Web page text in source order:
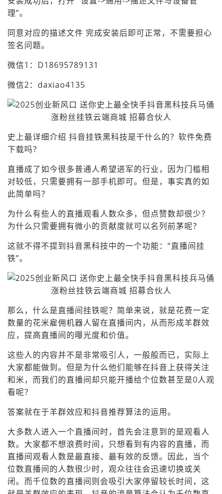
理”。
同意对应的描述文件 完成安装后即可正常，不需要担心
签名问题。
微信1：D18695789131
微信2：daxiao4135
史上最详细介绍 抖音挂铁黑科技是干什么的？软件免费
下载吗？
直播成了如今很多普通人希望进军的行业，因为门槛相
对较低，只需要拥有一部手机即可。但是，事实真的如
此简单吗？
为什么有些人的直播观看人数众多，但点赞数却很少？
为什么只需要拥有微小的贡献度就可以名列前茅呢？
这就不得不提到抖音黑科技中的一个功能：“直播间挂
铁”。
那么，什么是直播间挂铁呢？简单来说，就是花费一定
数量的花米雇佣机器人留在直播间内，从而形成羊群效
应，提高直播间的曝光度和价值。
这些人的内容并不是非常吸引人，一般般而已，实际上
大家都能做到。但是为什么他们能够在抖音上获得关注
和米，而我们的直播间却只能开播给个位数甚至是0人观
看呢？
答案就在于羊群效应和抖音推荐算法的运用。
大多数人进入一个直播间时，首先会注意到的是观看人
数。大家都不想浪费时间，只想看到有内容的直播，而
直播间观看人数是最直接、最有效的反馈。因此，当个
位数直播间的人数很少时，观众往往会迅速切换或关
闭。而千位数的直播间则会吸引大家停留较长时间，这